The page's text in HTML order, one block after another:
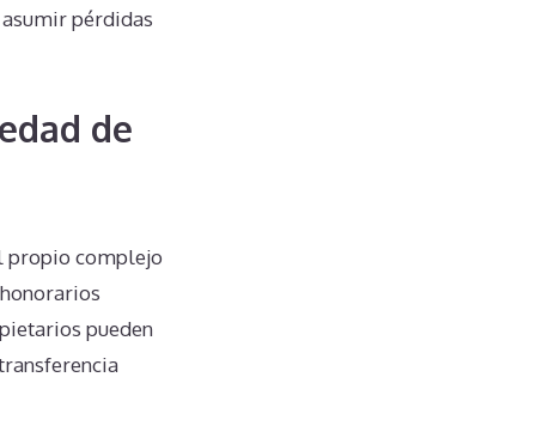
pérdidas
de
propio complejo
pueden